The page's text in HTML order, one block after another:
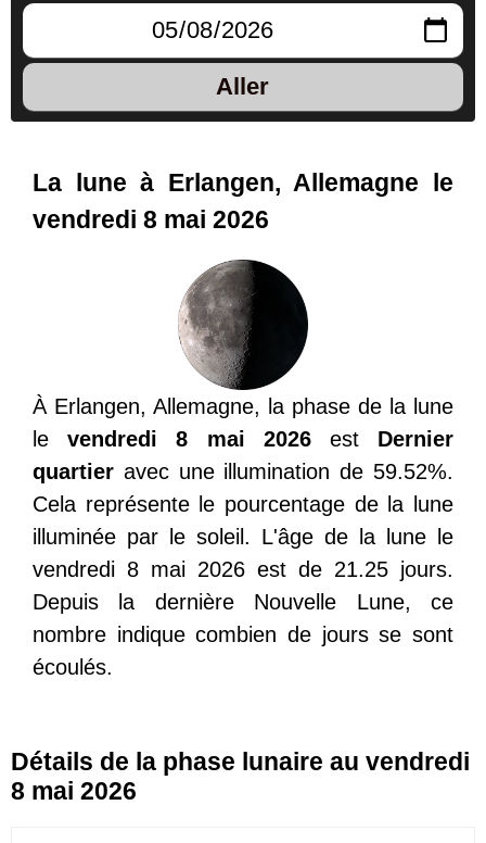
Aller
La lune à Erlangen, Allemagne le
vendredi 8 mai 2026
À Erlangen, Allemagne, la phase de la lune
levendredi 8 mai 2026est Dernier
quartier avec une illumination de 59.52%.
Cela représente le pourcentage de la lune
illuminée par le soleil. L'âge de la lune le
vendredi 8 mai 2026 est de 21.25 jours.
Depuis la dernière Nouvelle Lune, ce
nombre indique combien de jours se sont
écoulés.
Détails de la phase lunaire au vendredi
8 mai 2026